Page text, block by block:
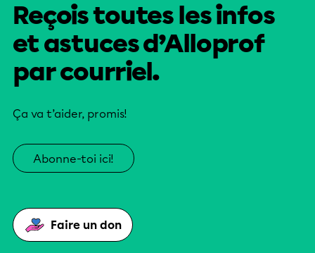
Reçois toutes les infos
et astuces d’Alloprof
par courriel.
Ça va t’aider, promis!
Abonne-toi ici!
Faire un don